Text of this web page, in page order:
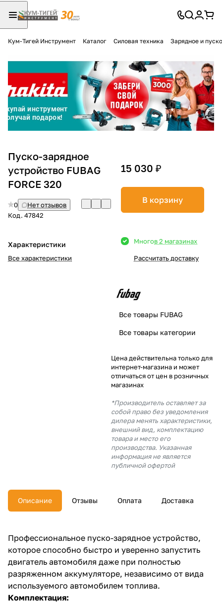
Кум-Тигей Инструмент Каталог Силовая техника Зарядное и
Пуско-зарядное
устройство FUBAG
FORCE 320
0
Нет отзывов
Код. 47842
Характеристики
Все характеристики
15 030 ₽
В корзину
Многов 2 магазинах
Рассчитать доставку
Все товары FUBAG
Все товары категории
Цена действительна только для
интернет-магазина и может
отличаться от цен в розничных
магазинах
*Производитель оставляет за
собой право без уведомления
дилера менять характеристики,
внешний вид, комплектацию
товара и место его
производства. Указанная
информация не является
публичной офертой
Описание Отзывы Оплата Доставка
Профессиональное пуско-зарядное устройство,
которое способно быстро и уверенно запустить
двигатель автомобиля даже при полностью
разряженном аккумуляторе, независимо от вида
используемого автомобилем топлива.
Комплектация:
Разбейте
оплатуна части
без переплат
График платежей
Сегодня
в корзину
% картой любого банка
% будут
с вашей карты
раз в 2
недели